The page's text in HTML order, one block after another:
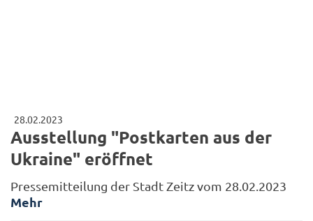
28.02.2023
Ausstellung "Postkarten aus der
Ukraine" eröffnet
Pressemitteilung der Stadt Zeitz vom 28.02.2023
Mehr